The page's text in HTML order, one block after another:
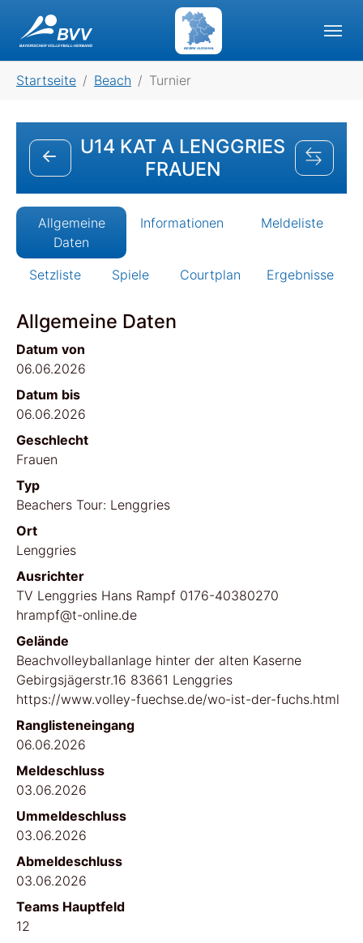
BEZIRK AUSWAHL
Startseite Beach Turnier
U14 KAT A LENGGRIES
FRAUEN
Allgemeine
Daten
Informationen Meldeliste
Setzliste Spiele Courtplan Ergebnisse
Allgemeine Daten
Datum von
06.06.2026
Datum bis
06.06.2026
Geschlecht
Frauen
Typ
Beachers Tour: Lenggries
Ort
Lenggries
Ausrichter
TV Lenggries Hans Rampf 0176-40380270
hrampf@t-online.de
Gelände
Beachvolleyballanlage hinter der alten Kaserne
Gebirgsjägerstr.16 83661 Lenggries
https://www.volley-fuechse.de/wo-ist-der-fuchs.html
Ranglisteneingang
06.06.2026
Meldeschluss
03.06.2026
Ummeldeschluss
03.06.2026
Abmeldeschluss
03.06.2026
Teams Hauptfeld
12